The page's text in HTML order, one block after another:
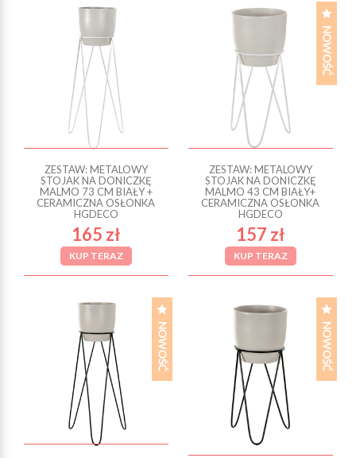
ZESTAW: METALOWY
STOJAK NA DONICZKĘ
MALMO 73 CM BIAŁY +
CERAMICZNA OSŁONKA
HGDECO
165 zł
KUP TERAZ
ZESTAW: METALOWY
STOJAK NA DONICZKĘ
MALMO 43 CM BIAŁY+
CERAMICZNA OSŁONKA
HGDECO
157 zł
KUP TERAZ